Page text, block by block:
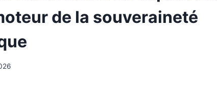
de la souveraineté